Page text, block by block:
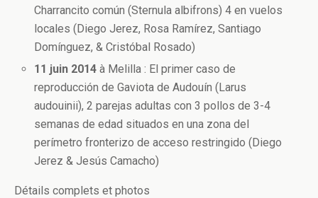
Charrancito común (Sternula albifrons) 4 en vuelos
locales (Diego Jerez, Rosa Ramírez, Santiago
Domínguez, & Cristóbal Rosado)
11 juin 2014 à Melilla : El primer caso de
reproducción de Gaviota de Audouín (Larus
audouinii), 2 parejas adultas con 3 pollos de 3-4
semanas de edad situados en una zona del
perímetro fronterizo de acceso restringido (Diego
Jerez & Jesús Camacho)
Détails complets et photos